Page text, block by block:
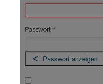
Passwort *
Passwort anzeigen